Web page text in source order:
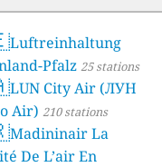
Luftreinhaltung
Pfalz 25 stations
LUN City Air (ЛУН
Air) 210 stations
Madininair La
De L’air En